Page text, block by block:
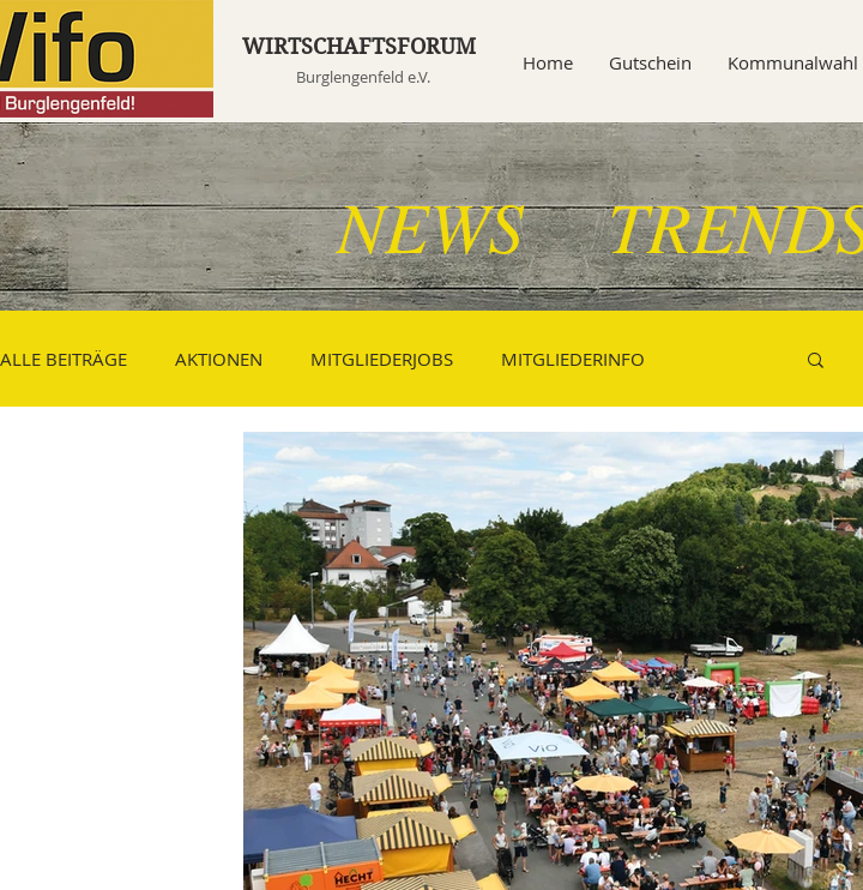
WIRTSCHAFTSFORUM
Burglengenfeld e.V.
Home Gutschein Kommunalwahl
NEWS
ALLE BEITRÄGE AKTIONEN MITGLIEDERJOBS MITGLIEDERINFO
SHOPPING TRENDS GASTRO
Gewerbeimmobilie mieten kaufen Markttag - Verkaufsoffen Gewinnspiel
Familie & Kinder Vorstand